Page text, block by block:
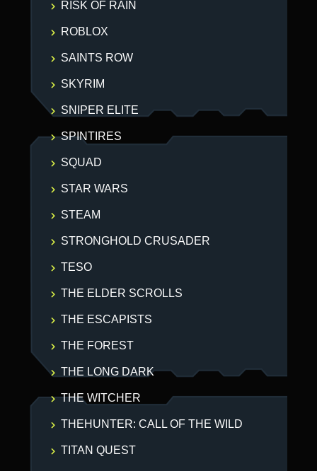
RISK OF RAIN
ROBLOX
SAINTS ROW
SKYRIM
SNIPER ELITE
SPINTIRES
SQUAD
STAR WARS
STEAM
STRONGHOLD CRUSADER
TESO
THE ELDER SCROLLS
THE ESCAPISTS
THE FOREST
THE LONG DARK
THE WITCHER
THEHUNTER: CALL OF THE WILD
TITAN QUEST